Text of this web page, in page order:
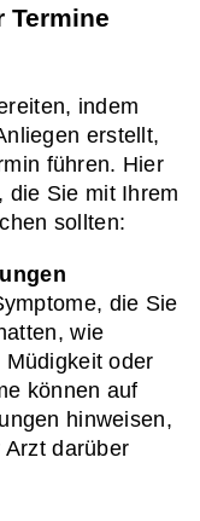
Termine
indem
erstellt,
führen. Hier
die Sie mit Ihrem
sollten:
wie
oder
können auf
hinweisen,
darüber